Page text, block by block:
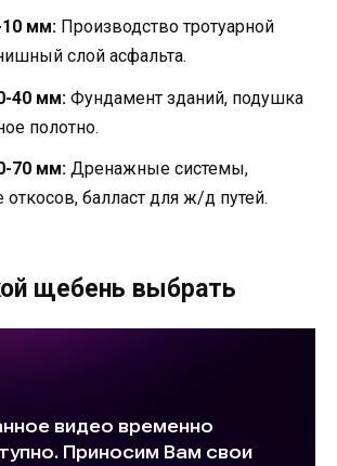
мм: Производство тротуарной
слой асфальта.
40 мм: Фундамент зданий, подушка
полотно.
70 мм: Дренажные системы,
откосов, балласт для ж/д путей.
щебень выбрать